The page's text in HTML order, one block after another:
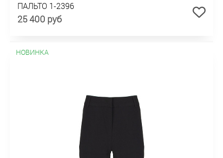
ПАЛЬТО 1-2396
25 400 руб
НОВИНКА